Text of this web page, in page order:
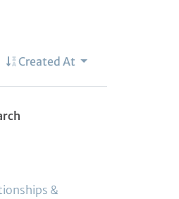
Created At
&